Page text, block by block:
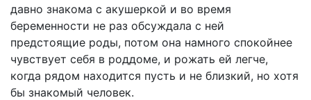
давно знакома с акушеркой и во время
беременности не раз обсуждала с ней
предстоящие роды, потом она намного спокойнее
чувствует себя в роддоме, и рожать ей легче,
когда рядом находится пусть и не близкий, но хотя
бы знакомый человек.